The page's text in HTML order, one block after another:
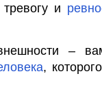
и
–
,